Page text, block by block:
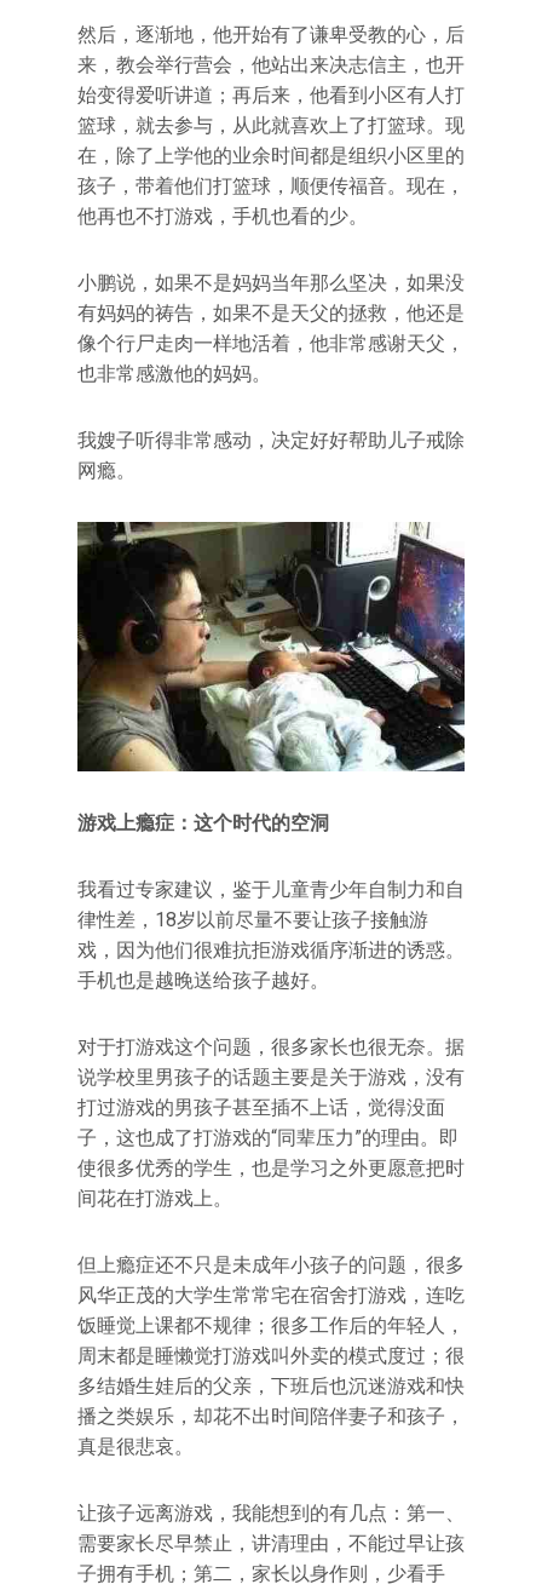
然后，逐渐地，他开始有了谦卑受教的心，后
来，教会举行营会，他站出来决志信主，也开
始变得爱听讲道；再后来，他看到小区有人打
篮球，就去参与，从此就喜欢上了打篮球。现
在，除了上学他的业余时间都是组织小区里的
孩子，带着他们打篮球，顺便传福音。现在，
他再也不打游戏，手机也看的少。
小鹏说，如果不是妈妈当年那么坚决，如果没
有妈妈的祷告，如果不是天父的拯救，他还是
像个行尸走肉一样地活着，他非常感谢天父，
也非常感激他的妈妈。
我嫂子听得非常感动，决定好好帮助儿子戒除
网瘾。
游戏上瘾症：这个时代的空洞
我看过专家建议，鉴于儿童青少年自制力和自
律性差，18岁以前尽量不要让孩子接触游
戏，因为他们很难抗拒游戏循序渐进的诱惑。
手机也是越晚送给孩子越好。
对于打游戏这个问题，很多家长也很无奈。据
说学校里男孩子的话题主要是关于游戏，没有
打过游戏的男孩子甚至插不上话，觉得没面
子，这也成了打游戏的“同辈压力”的理由。即
使很多优秀的学生，也是学习之外更愿意把时
间花在打游戏上。
但上瘾症还不只是未成年小孩子的问题，很多
风华正茂的大学生常常宅在宿舍打游戏，连吃
饭睡觉上课都不规律；很多工作后的年轻人，
周末都是睡懒觉打游戏叫外卖的模式度过；很
多结婚生娃后的父亲，下班后也沉迷游戏和快
播之类娱乐，却花不出时间陪伴妻子和孩子，
真是很悲哀。
让孩子远离游戏，我能想到的有几点：第一、
需要家长尽早禁止，讲清理由，不能过早让孩
子拥有手机；第二，家长以身作则，少看手